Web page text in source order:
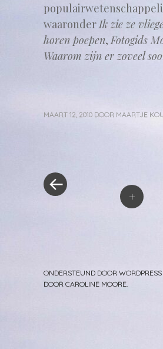
waaronderIk zie ze
horen poepen,Fotogids
Waarom zijn er zoveel
MAART 12, 2010 DOOR MAARTJE
+
ONDERSTEUND DOOR WORDPRESS
DOOR CAROLINE MOORE